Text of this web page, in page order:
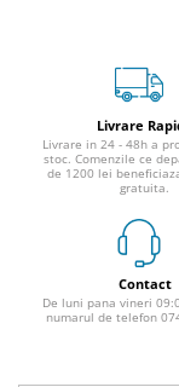
Livrare
Livrare in 24 - 48h a
stoc. Comenzile ce
de 1200 lei
gratuita.
Contact
De luni pana vineri
numarul de telefon